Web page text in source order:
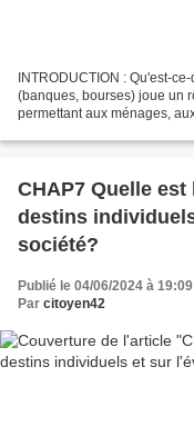
INTRODUCTION : Qu'est-
(banques, bourses) joue un
permettant aux ménages,
CHAP7 Quelle
destins
société?
Publié le 04/06/2024 à 19:09
Par citoyen42